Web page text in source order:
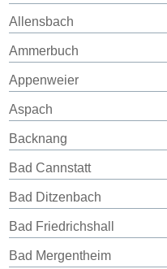
Allensbach
Ammerbuch
Appenweier
Aspach
Backnang
Bad Cannstatt
Bad Ditzenbach
Bad Friedrichshall
Bad Mergentheim